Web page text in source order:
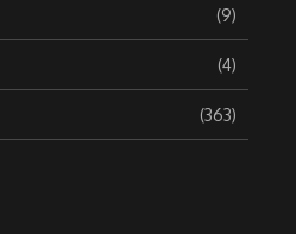
(9)
(4)
(363)